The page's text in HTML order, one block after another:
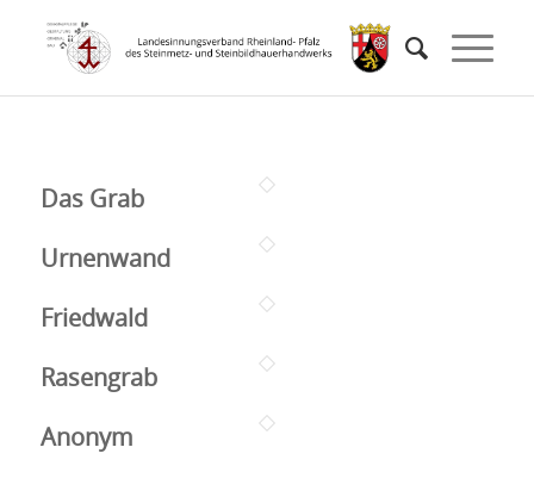
Das Grab
Urnenwand
Friedwald
Rasengrab
Anonym